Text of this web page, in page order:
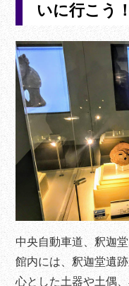
いに行こう！
中央自動車道、釈迦
館内には、釈迦堂遺
心とした土器や土偶